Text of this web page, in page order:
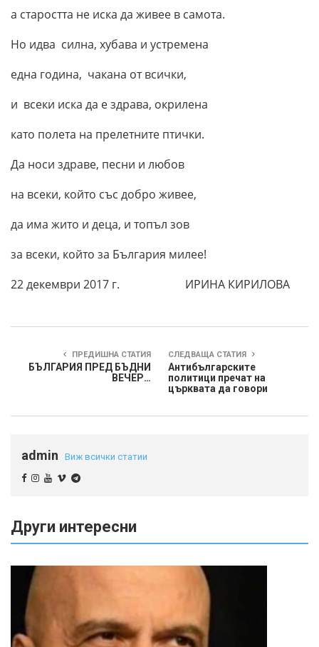
а старостта не иска да живее в самота.
Но идва силна, хубава и устремена
една година, чакана от всички,
и всеки иска да е здрава, окрилена
като полета на прелетните птички.
Да носи здраве, песни и любов
на всеки, който със добро живее,
да има жито и деца, и топъл зов
за всеки, който за България милее!
22 декември 2017 г. ИРИНА КИРИЛОВА
ПРЕДИШНА СТАТИЯ
БЪЛГАРИЯ ПРЕД БЪДНИ
ВЕЧЕР…
СЛЕДВАЩА СТАТИЯ
Антибългарските
политици пречат на
църквата да говори
admin Виж всички статии
Други интересни